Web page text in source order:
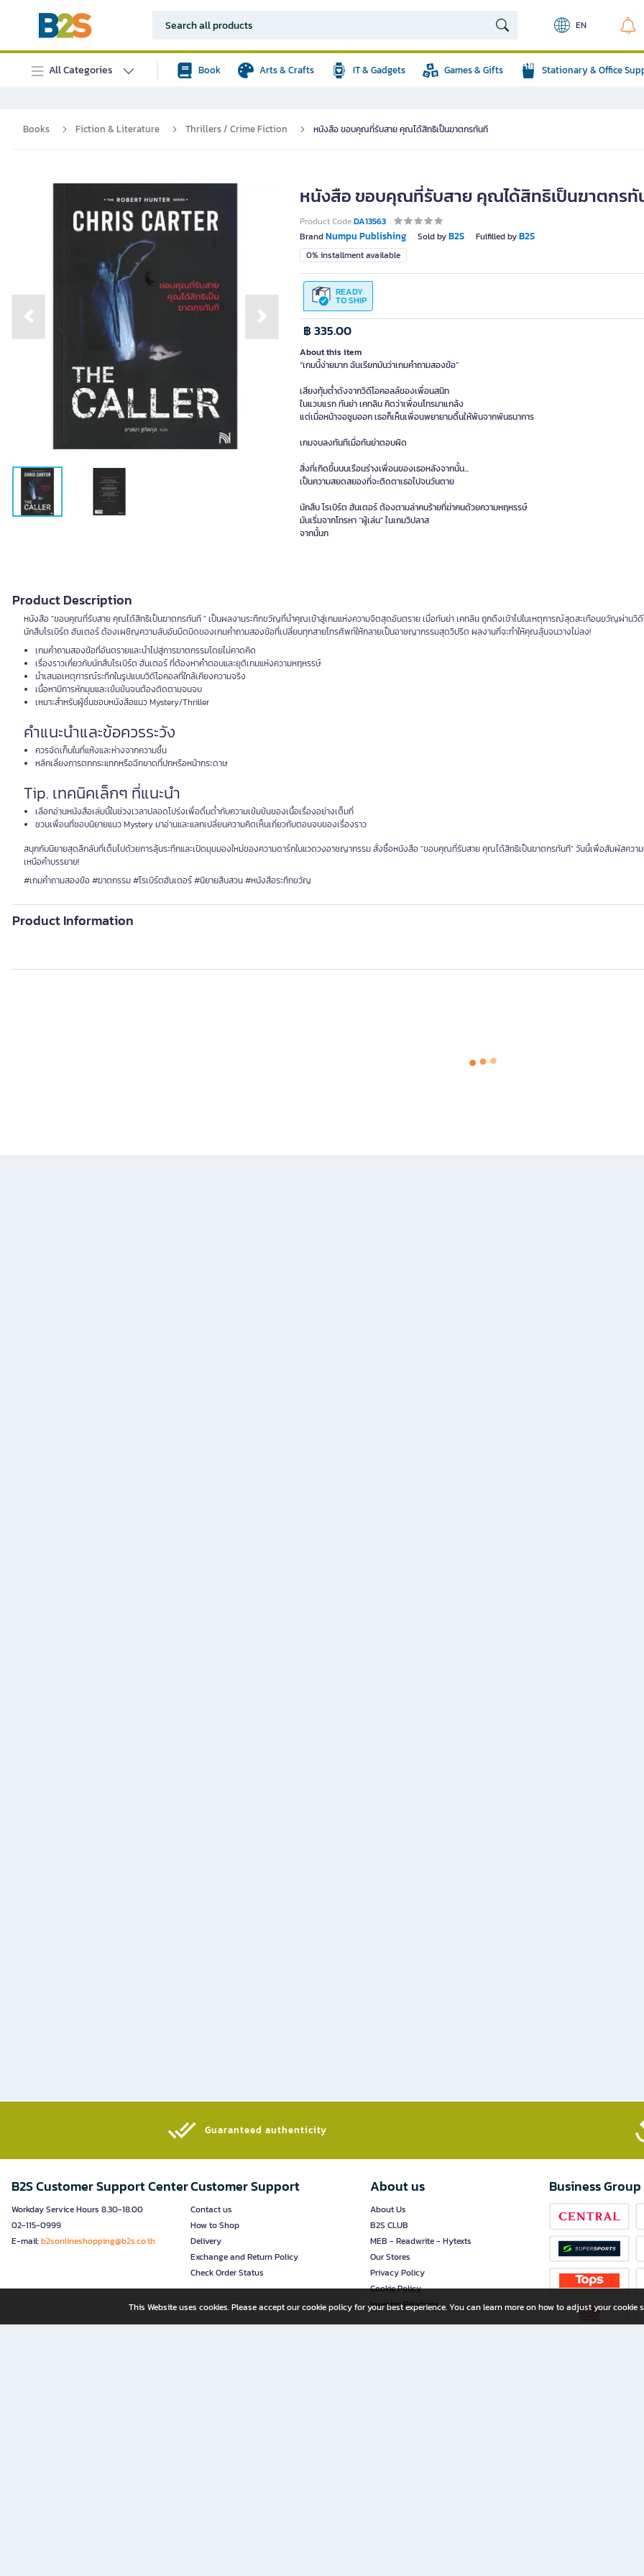
EN
All Categories Book Arts & Crafts IT & Gadgets Games & Gifts Stationary & Office
Books Fiction & Literature Thrillers / Crime Fiction หนังสือ ขอบคุณที่รับสาย คุณได้สิทธิเป็นฆาตกรทันที
Previous slide Next slide
หนังสือ ขอบคุณที่รับสาย คุณได้สิทธิเป็นฆาตกรทั
Product CodeDA13563
BrandNumpu Publishing Sold byB2S Fulfilled byB2S
0% installment available
READY
TO SHIP
฿ 335.00
About this item
“เกมนี้ง่ายมาก ฉันเรียกมันว่าเกมคำถามสองข้อ”
เสียงทุ้มต่ำดังจากวิดีโอคอลล์ของเพื่อนสนิท
ในแวบแรก ทันย่า เคทลิน คิดว่าเพื่อนโทรมาแกล้ง
แต่เมื่อหน้าจอซูมออก เธอก็เห็นเพื่อนพยายามดิ้นให้พ้นจากพันธนาการ
เกมจบลงทันทีเมื่อทันย่าตอบผิด
สิ่งที่เกิดขึ้นบนเรือนร่างเพื่อนของเธอหลังจากนั้น...
เป็นความสยดสยองที่จะติดตาเธอไปจนวันตาย
นักสืบ โรเบิร์ต ฮันเตอร์ ต้องตามล่าคนร้ายที่ฆ่าคนด้วยความหฤหรรษ์
มันเริ่มจากโทรหา “ผู้เล่น” ในเกมวิปลาส
จากนั้นก
Product Description
หนังสือ "ขอบคุณที่รับสาย คุณได้สิทธิเป็นฆาตกรทันที " เป็นผลงานระทึกขวัญที่นำคุณเข้าสู่เกมแห่งความจิตสุดอันตราย เมื่อทันย่า เคทลิน ถูกดึงเข้าไปในเหตุการณ์สุดสะเทือนขวัญผ่านวิดี
นักสืบโรเบิร์ต ฮันเตอร์ ต้องเผชิญความลับอันมืดมิดของเกมคำถามสองข้อที่เปลี่ยนทุกสายโทรศัพท์ให้กลายเป็นอาชญากรรมสุดวิปริต ผลงานที่จะทำให้คุณลุ้นจนวางไม่ลง!
เกมคำถามสองข้อที่อันตรายและนำไปสู่การฆาตกรรมโดยไม่คาดคิด
เรื่องราวเกี่ยวกับนักสืบโรเบิร์ต ฮันเตอร์ ที่ต้องหาคำตอบและยุติเกมแห่งความหฤหรรษ์
นำเสนอเหตุการณ์ระทึกในรูปแบบวิดีโอคอลที่ใกล้เคียงความจริง
เนื้อหามีการหักมุมและเข้มข้นจนต้องติดตามจนจบ
เหมาะสำหรับผู้ชื่นชอบหนังสือแนว Mystery/Thriller
คำแนะนำและข้อควรระวัง
ควรจัดเก็บในที่แห้งและห่างจากความชื้น
หลีกเลี่ยงการตกกระแทกหรือฉีกขาดที่ปกหรือหน้ากระดาษ
Tip. เทคนิคเล็กๆ ที่แนะนำ
เลือกอ่านหนังสือเล่มนี้ในช่วงเวลาปลอดโปร่งเพื่อดื่มด่ำกับความเข้มข้นของเนื้อเรื่องอย่างเต็มที่
ชวนเพื่อนที่ชอบนิยายแนว Mystery มาอ่านและแลกเปลี่ยนความคิดเห็นเกี่ยวกับตอนจบของเรื่องราว
สนุกกับนิยายสุดลึกลับที่เต็มไปด้วยการลุ้นระทึกและเปิดมุมมองใหม่ของความดาร์กในแวดวงอาชญากรรม สั่งซื้อหนังสือ "ขอบคุณที่รับสาย คุณได้สิทธิเป็นฆาตกรทันที" วันนี้เพื่อสัมผัสควา
เหนือคำบรรยาย!
#เกมคำถามสองข้อ #ฆาตกรรม #โรเบิร์ตฮันเตอร์ #นิยายสืบสวน #หนังสือระทึกขวัญ
Product Information
Guaranteed authenticity​
B2S Customer Support Center
Workday Service Hours 8.30-18.00
02-115-0999
E-mail:b2sonlineshopping@b2s.co.th
Customer Support
Contact us
How to Shop
Delivery
Exchange and Return Policy
Check Order Status
About us
About Us
B2S CLUB
MEB - Readwrite - Hytexts
Our Stores
Privacy Policy
Cookie Policy
Investor Relations
Business Group
This Website uses cookies. Please accept our cookie policy for your best experience. You can learn more on how to adjust your cookie